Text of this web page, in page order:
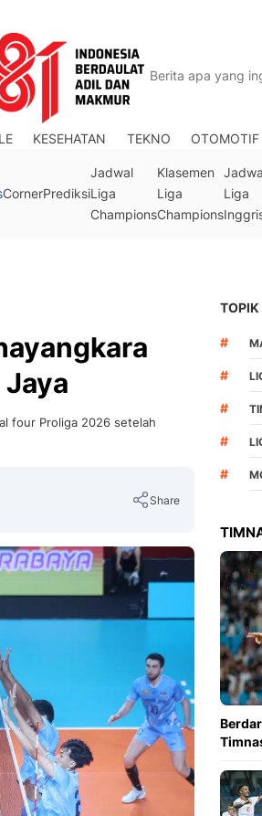
KESEHATAN TEKNO OTOMOTIF
CornerPrediksi
Jadwal
Liga
Champions
Klasemen
Liga
Champions
Liga
four Proliga 2026 setelah
Share
Copy Link
TOPIK
#
#
#
#
#